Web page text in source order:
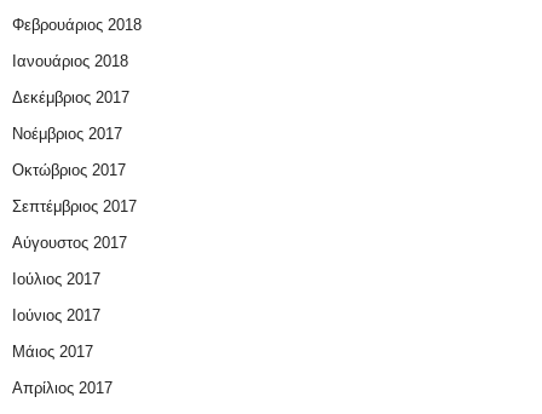
Φεβρουάριος 2018
Ιανουάριος 2018
Δεκέμβριος 2017
Νοέμβριος 2017
Οκτώβριος 2017
Σεπτέμβριος 2017
Αύγουστος 2017
Ιούλιος 2017
Ιούνιος 2017
Μάιος 2017
Απρίλιος 2017